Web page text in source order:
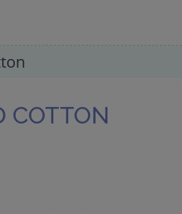
COTTON